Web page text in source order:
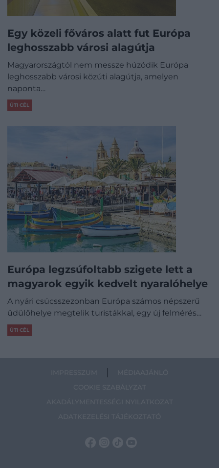
Egy közeli főváros alatt fut Európa
leghosszabb városi alagútja
Magyarországtól nem messze húzódik Európa
leghosszabb városi közúti alagútja, amelyen
naponta…
ÚTI CÉL
Európa legzsúfoltabb szigete lett a
magyarok egyik kedvelt nyaralóhelye
A nyári csúcsszezonban Európa számos népszerű
üdülőhelye megtelik turistákkal, egy új felmérés…
ÚTI CÉL